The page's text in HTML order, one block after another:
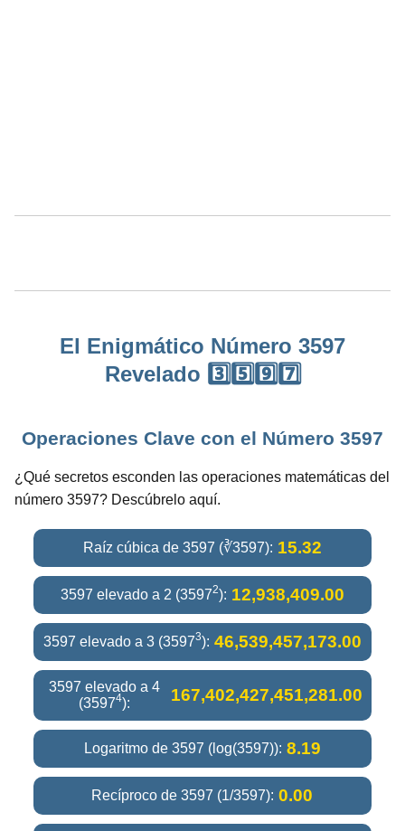
El Enigmático Número 3597
Revelado 3️⃣5️⃣9️⃣7️⃣
Operaciones Clave con el Número 3597
¿Qué secretos esconden las operaciones matemáticas del
número 3597? Descúbrelo aquí.
Raíz cúbica de 3597 (∛3597): 15.32
3597 elevado a 2 (35972): 12,938,409.00
3597 elevado a 3 (35973): 46,539,457,173.00
3597 elevado a 4
(35974): 167,402,427,451,281.00
Logaritmo de 3597 (log(3597)): 8.19
Recíproco de 3597 (1/3597): 0.00